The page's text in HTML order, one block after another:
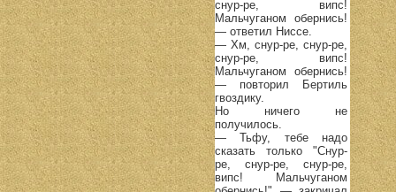
снур-ре, випс!
Мальчуганом обернись!
— ответил Ниссе.
— Хм, снур-ре, снур-ре,
снур-ре, випс!
Мальчуганом обернись!
— повторил Бертиль
гвоздику.
Но ничего не
получилось.
— Тьфу, тебе надо
сказать только "Снур-
ре, снур-ре, снур-ре,
випс! Мальчуганом